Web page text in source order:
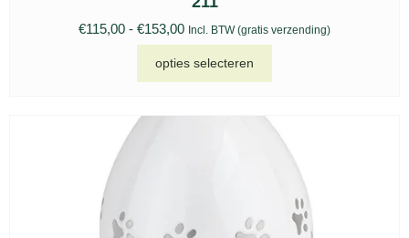
€115,00 - €153,00 Incl. BTW (gratis verzending)
opties selecteren